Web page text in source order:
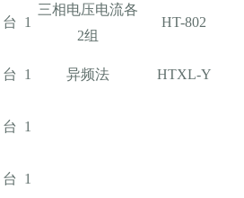
台 1
三相电压电流各
2组
HT-802
台 1 异频法 HTXL-Y
台 1
台 1